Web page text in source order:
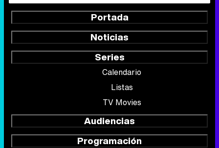
Portada
Noticias
Series
Calendario
Listas
TV Movies
Audiencias
Programación